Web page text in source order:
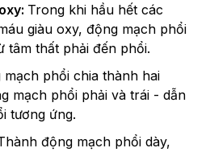
Trong khi hầu hết các
giàu oxy, động mạch phổi
tâm thất phải đến phổi.
phổi chia thành hai
mạch phổi phải và trái - dẫn
tương ứng.
động mạch phổi dày,